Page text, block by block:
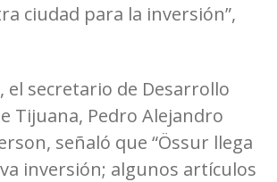
ciudad para la inversión”,
el secretario de Desarrollo
Tijuana, Pedro Alejandro
señaló que “Össur llega
inversión; algunos artículos